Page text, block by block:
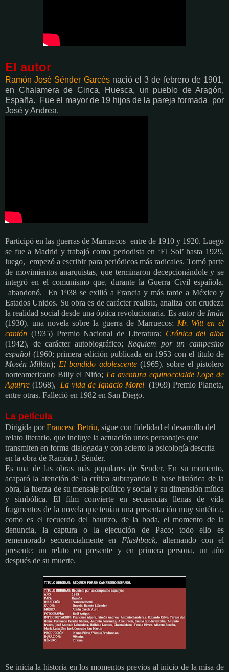
El autor
Ramón José Sénder Garcés nació el 3 de febrero de 1901,
en Chalamera de Cinca, Huesca, un pueblo de Aragón,
España.
Fue el mayor de 19 hijos de la pareja formada
por
José y Andrea.
Participó en las guerras de Marruecos entre de 1910 y 1920. Luego
se fue a Madrid y trabajó como periodista en ‘El Sol’ hasta 1929,
luego, empezó a escribir para periódicos más radicales. Tomó parte
de movimientos anarquistas, que terminaron decepcionándole y se
integró en el comunismo que, durante la Guerra Civil española,
abandonó.
En 1938 se exilió a Francia y más tarde a México y
Estados Unidos. Su obra es de carácter realista, analiza con crudeza
la realidad social desde una óptica revolucionaria. Es autor de Imán
(1930), una novela sobre la guerra de Marruecos; Mr. Witt en el
cantón (1935) Premio Nacional de Literatura; Crónica del alba
(1942), de carácter autobiográfico; Requiem por un campesino
español (1960; primera edición publicada en 1953 con el título de
Mosén Millán); El bandido adolescente(1965), sobre el pistolero
norteamericano Billy el Niño; La aventura equinoccialde Lope de
Aguirre (1968), La vida de Ignacio Morel (1969) Premio Planeta,
entre otras. Falleció en 1982 en San Diego.
La película
Dirigida porFrancesc Betriu, sigue con fidelidad el desarrollo del
relato literario, que incluye la actuación unos personajes que
transmiten en forma dialogada y con acierto la psicología descrita
en la obra de Ramón J. Sénder.
Es una de las obras más populares de Sender. En su momento,
acaparó la atención de la crítica subrayando la base histórica de la
obra, la fuerza de su mensaje político y social y su dimensión mítica
y simbólica. El film convierte en secuencias llenas de vida
fragmentos de la novela que tenían una presentación muy sintética,
como es el recuerdo del bautizo, de la boda, el momento de la
denuncia, la captura o la ejecución de Paco; todo ello es
rememorado secuencialmente en Flashback, alternando con el
presente; un relato en presente y en primera persona, un año
después de su muerte.
Se inicia la historia en los momentos previos al inicio de la misa de